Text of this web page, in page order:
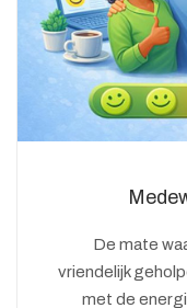
De mate
vriendelijk
met de